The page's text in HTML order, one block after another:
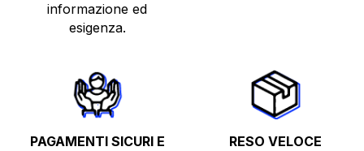
informazione ed
esigenza.
PAGAMENTI SICURI E
RESO VELOCE